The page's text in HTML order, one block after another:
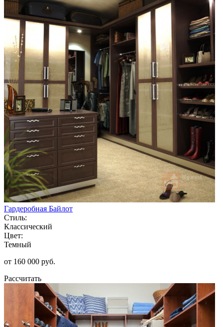
Гардеробная Байлот
Стиль:
Классический
Цвет:
Темный
от 160 000 руб.
Рассчитать